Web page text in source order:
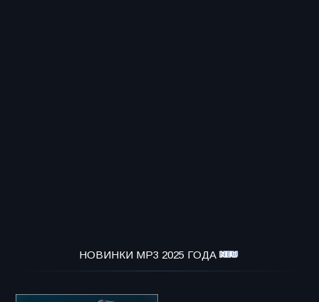
НОВИНКИ MP3 2025 ГОДА